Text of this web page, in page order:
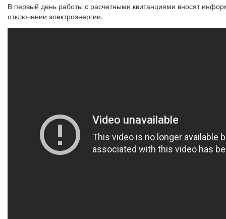
В первый день работы с расчетными квитанциями вносят
отключении электроэнергии.